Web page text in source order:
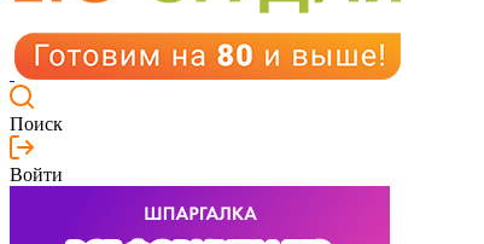
Поиск
Войти